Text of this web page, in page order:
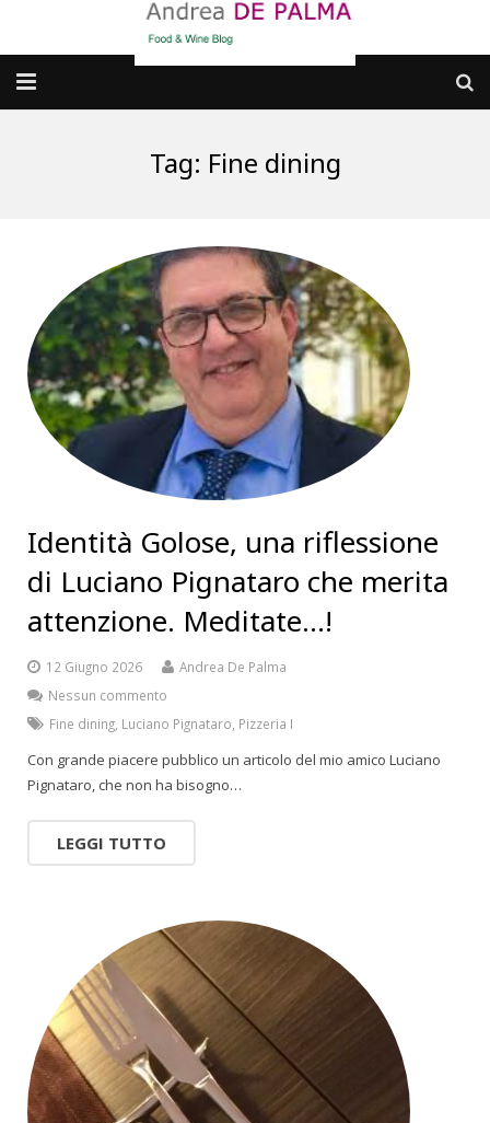
dove MANGIARE
cosa CUCINARE
dove ANDARE
Punti di vista e approfondimenti
Tag: Fine dining
Identità Golose, una riflessione
di Luciano Pignataro che merita
attenzione. Meditate…!
12 Giugno 2026
Andrea De Palma
Nessun commento
Fine dining Luciano Pignataro Pizzeria I
Con grande piacere pubblico un articolo del mio amico Luciano
Pignataro, che non ha bisogno…
LEGGI TUTTO